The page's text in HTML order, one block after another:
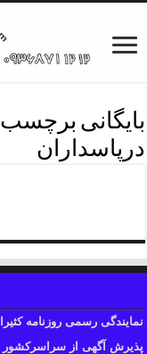
بایگانی
درپاسداران
نمایندگی رسمی روزنامه
پذیرش آگهی از سراسرکشور